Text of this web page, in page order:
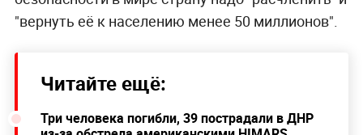
"вернуть её к населению менее 50 миллионов".
Читайте ещё:
Три человека погибли, 39 пострадали в ДНР